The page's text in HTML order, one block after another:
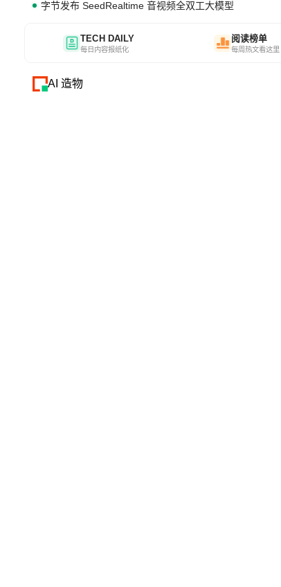
字节发布 SeedRealtime 音视频全双工大模型
TECH DAILY
每日内容报纸化
阅读榜单
每周热文看这里
AI 造物